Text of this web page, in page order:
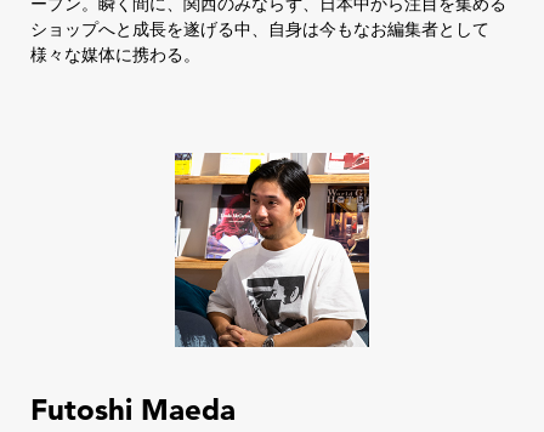
ープン。瞬く間に、関西のみならず、日本中から注目を集める
ショップへと成長を遂げる中、自身は今もなお編集者として
様々な媒体に携わる。
Futoshi Maeda